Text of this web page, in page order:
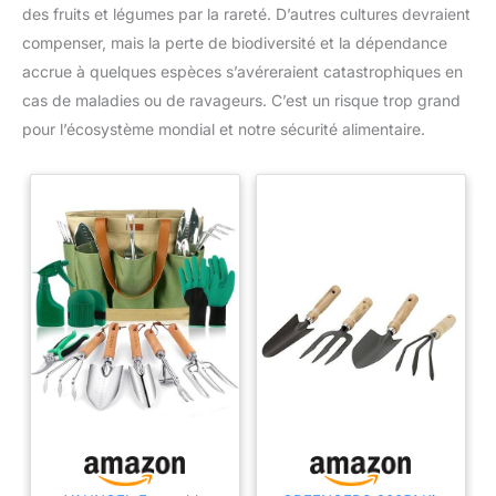
des fruits et légumes par la rareté. D’autres cultures devraient
compenser, mais la perte de biodiversité et la dépendance
accrue à quelques espèces s’avéreraient catastrophiques en
cas de maladies ou de ravageurs. C’est un risque trop grand
pour l’écosystème mondial et notre sécurité alimentaire.